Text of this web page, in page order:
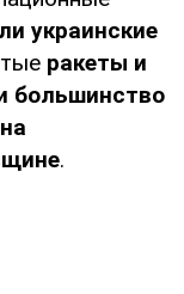
украинские
ракеты и
большинство
на
.